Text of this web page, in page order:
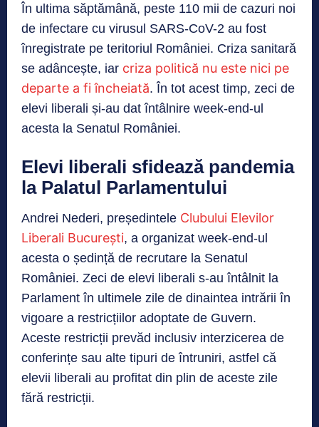
În ultima săptămână, peste 110 mii de cazuri noi
de infectare cu virusul SARS-CoV-2 au fost
înregistrate pe teritoriul României. Criza sanitară
se adâncește, iar criza politică nu este nici pe
departe a fi încheiată. În tot acest timp, zeci de
elevi liberali și-au dat întâlnire week-end-ul
acesta la Senatul României.
Elevi liberali sfidează pandemia
la Palatul Parlamentului
Andrei Nederi, președintele Clubului Elevilor
Liberali București, a organizat week-end-ul
acesta o ședință de recrutare la Senatul
României. Zeci de elevi liberali s-au întâlnit la
Parlament în ultimele zile de dinaintea intrării în
vigoare a restricțiilor adoptate de Guvern.
Aceste restricții prevăd inclusiv interzicerea de
conferințe sau alte tipuri de întruniri, astfel că
elevii liberali au profitat din plin de aceste zile
fără restricții.